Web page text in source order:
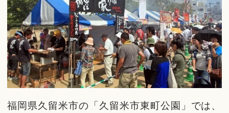
福岡県久留米市の「久留米市東町公園」では、